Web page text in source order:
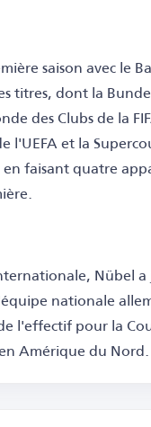
saison avec le
titres, dont la
des Clubs de la
l'UEFA et la
faisant quatre
Nübel
nationale
l'effectif pour la
Amérique du Nord.